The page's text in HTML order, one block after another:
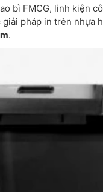
bì FMCG, linh kiện
giải pháp in trên nhựa
.